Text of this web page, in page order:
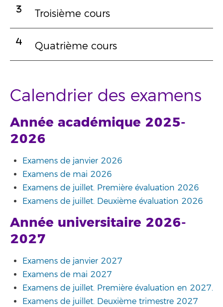
Troisième cours
Quatrième cours
Calendrier des examens
Année académique 2025-
2026
Examens de janvier 2026
Examens de mai 2026
Examens de juillet. Première évaluation 2026
Examens de juillet. Deuxième évaluation 2026
Année universitaire 2026-
2027
Examens de janvier 2027
Examens de mai 2027
Examens de juillet. Première évaluation en 2027.
Examens de juillet. Deuxième trimestre 2027